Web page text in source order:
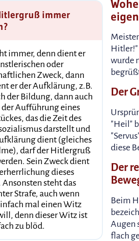
immer
immer, denn dient er
oder
Zweck, dann
er der Aufklärung, z.B.
der Bildung, dann auch
der Aufführung eines
das die Zeit des
darstellt und
dient (gleiches
darf der Hitlergruß
Sein Zweck dient
dieses
Ansonsten steht das
Strafe, auch wenn
mal einen Witz
denn dieser Witz ist
zu blöd.
Hitler!"
wurde
Der
"Heil"
diese
Der
Beim
Augen
flach